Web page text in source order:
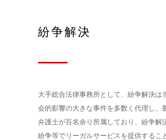
紛争解決
大手総合法律事務所として、紛争解決
会的影響の大きな事件を多数く代理し、
弁護士が百名余り所属しており、紛争
紛争等でリーガルサービスを提供するこ